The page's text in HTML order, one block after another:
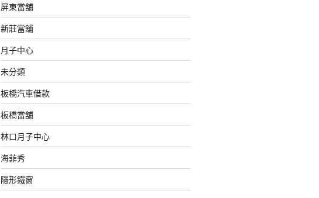
屏東當舖
新莊當舖
月子中心
未分類
板橋汽車借款
板橋當舖
林口月子中心
海菲秀
隱形鐵窗